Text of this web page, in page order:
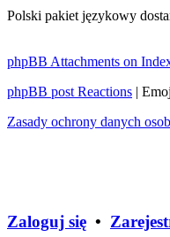
Polski pakiet językowy
phpBB Attachments on
phpBB post Reactions |
Zasady ochrony danych
Zaloguj się •